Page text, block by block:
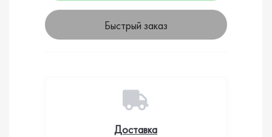
Быстрый заказ
Доставка